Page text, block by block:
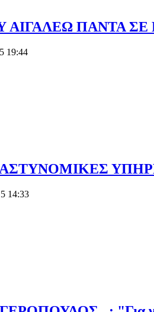
ΑΙΓΑΛΕΩ ΠΑΝΤΑ
19:44
14:33